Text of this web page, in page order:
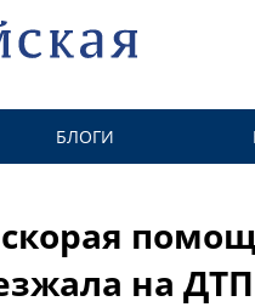
БЛОГИ
на